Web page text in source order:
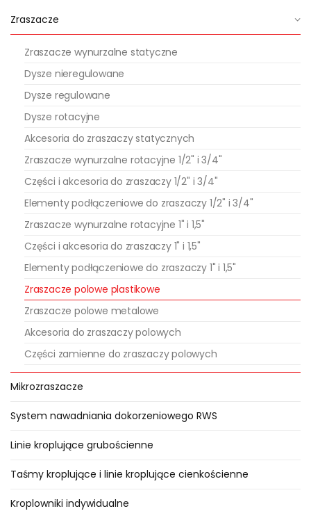
Zraszacze
Zraszacze wynurzalne statyczne
Dysze nieregulowane
Dysze regulowane
Dysze rotacyjne
Akcesoria do zraszaczy statycznych
Zraszacze wynurzalne rotacyjne 1/2" i 3/4"
Części i akcesoria do zraszaczy 1/2" i 3/4"
Elementy podłączeniowe do zraszaczy 1/2" i 3/4"
Zraszacze wynurzalne rotacyjne 1" i 1,5"
Części i akcesoria do zraszaczy 1" i 1,5"
Elementy podłączeniowe do zraszaczy 1" i 1,5"
Zraszacze polowe plastikowe
Zraszacze polowe metalowe
Akcesoria do zraszaczy polowych
Części zamienne do zraszaczy polowych
Mikrozraszacze
System nawadniania dokorzeniowego RWS
Linie kroplujące grubościenne
Taśmy kroplujące i linie kroplujące cienkościenne
Kroplowniki indywidualne